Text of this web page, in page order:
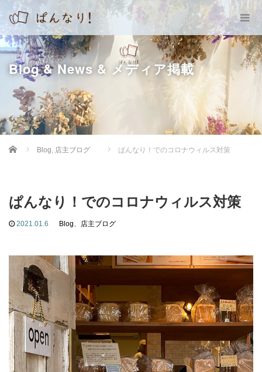
Blog & News & メディア掲載
Home Blog, 店主ブログ ぱんなり！でのコロナウィルス対策
ぱんなり！でのコロナウィルス対策
2021.01.6 Blog、 店主ブログ